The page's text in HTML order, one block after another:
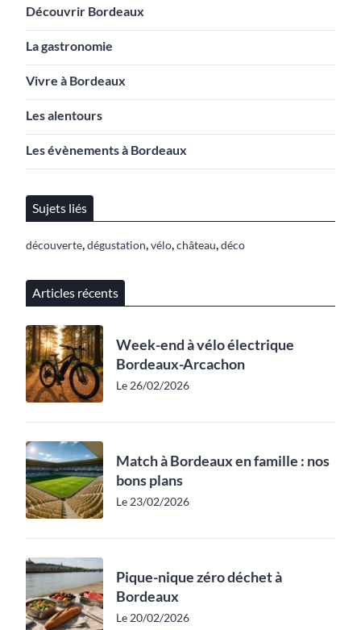
Découvrir Bordeaux
La gastronomie
Vivre à Bordeaux
Les alentours
Les évènements à Bordeaux
Sujets liés
découverte dégustation vélo château déco
Articles récents
Week-end à vélo électrique
Bordeaux-Arcachon
Le 26/02/2026
Match à Bordeaux en famille : nos
bons plans
Le 23/02/2026
Pique-nique zéro déchet à
Bordeaux
Le 20/02/2026